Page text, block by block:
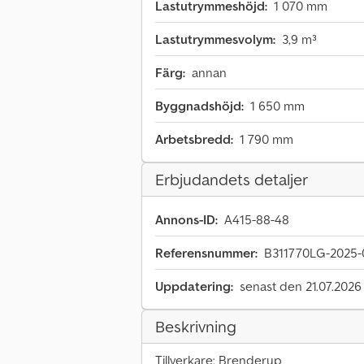
Lastutrymmeshöjd: 1 070 mm
Lastutrymmesvolym: 3,9 m³
Färg: annan
Byggnadshöjd: 1 650 mm
Arbetsbredd: 1 790 mm
Erbjudandets detaljer
Annons-ID: A415-88-48
Referensnummer: B311770LG-2025-
Uppdatering: senast den 21.07.2026
Beskrivning
Tillverkare: Brenderup